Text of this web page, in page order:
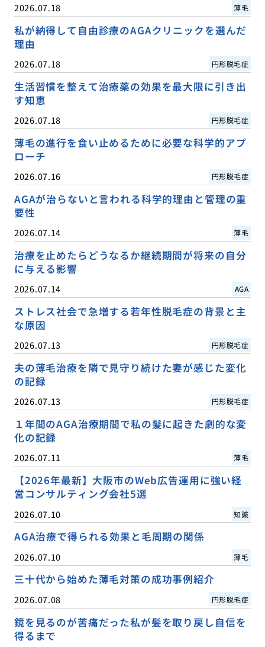
2026.07.18 薄毛
私が納得して自由診療のAGAクリニックを選んだ
理由
2026.07.18 円形脱毛症
生活習慣を整えて治療薬の効果を最大限に引き出
す知恵
2026.07.18 円形脱毛症
薄毛の進行を食い止めるために必要な科学的アプ
ローチ
2026.07.16 円形脱毛症
AGAが治らないと言われる科学的理由と管理の重
要性
2026.07.14 薄毛
治療を止めたらどうなるか継続期間が将来の自分
に与える影響
2026.07.14 AGA
ストレス社会で急増する若年性脱毛症の背景と主
な原因
2026.07.13 円形脱毛症
夫の薄毛治療を隣で見守り続けた妻が感じた変化
の記録
2026.07.13 円形脱毛症
１年間のAGA治療期間で私の髪に起きた劇的な変
化の記録
2026.07.11 薄毛
【2026年最新】大阪市のWeb広告運用に強い経
営コンサルティング会社5選
2026.07.10 知識
AGA治療で得られる効果と毛周期の関係
2026.07.10 薄毛
三十代から始めた薄毛対策の成功事例紹介
2026.07.08 円形脱毛症
鏡を見るのが苦痛だった私が髪を取り戻し自信を
得るまで